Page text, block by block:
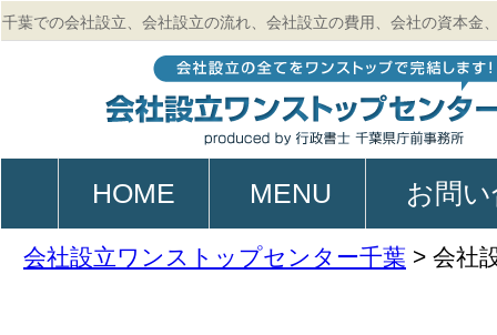
千葉での会社設立、会社設立の流れ、会社設立の費用、会社の資本金
HOME MENU お問
会社設立ワンストップセンター千葉 > 会社